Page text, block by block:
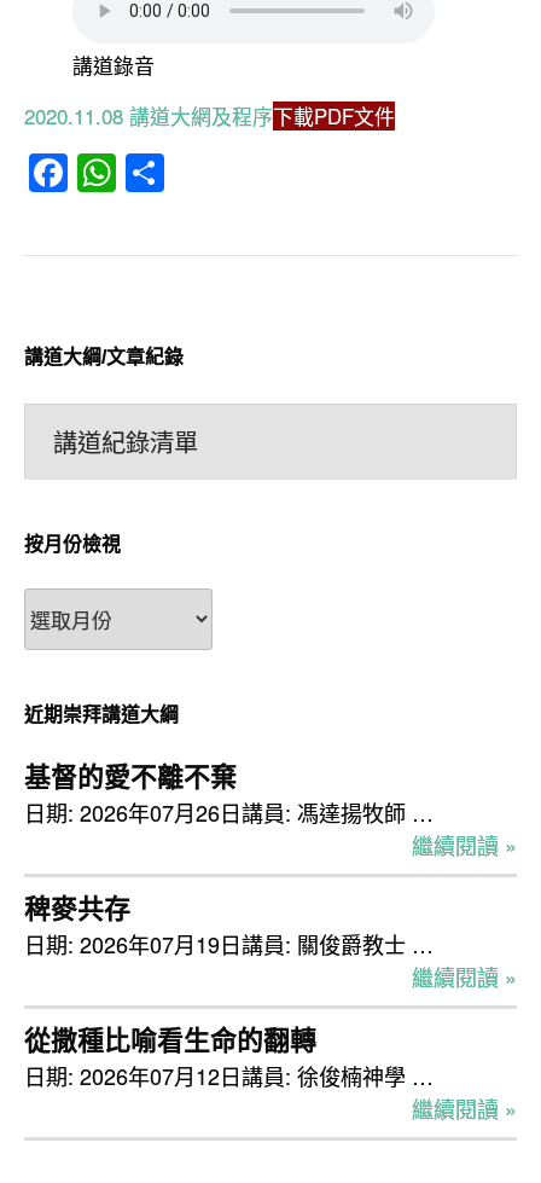
講道錄音
2020.11.08 講道大網及程序下載PDF文件
Facebook
WhatsApp
講道大綱/文章紀錄
講道紀錄清單
按月份檢視
按
月
檢
視
近期崇拜講道大綱
基督的愛不離不棄
日期: 2026年07月26日講員: 馮達揚牧師 …
繼續閱讀 »
稗麥共存
日期: 2026年07月19日講員: 關俊爵教士 …
繼續閱讀 »
從撒種比喻看生命的翻轉
日期: 2026年07月12日講員: 徐俊楠神學 …
繼續閱讀 »